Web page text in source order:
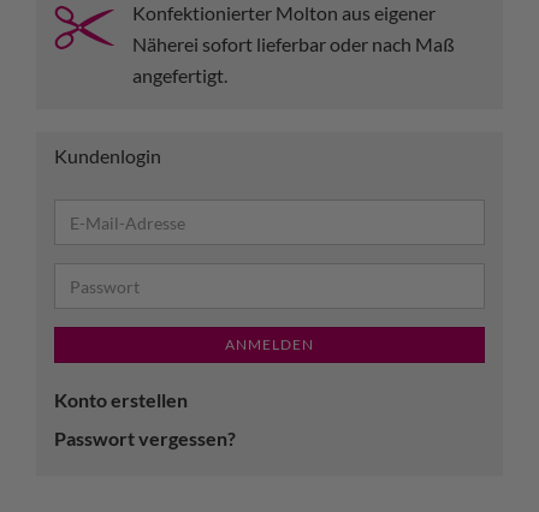
Konfektionierter Molton aus eigener
Näherei sofort lieferbar oder nach Maß
angefertigt.
Kundenlogin
ANMELDEN
Konto erstellen
Passwort vergessen?